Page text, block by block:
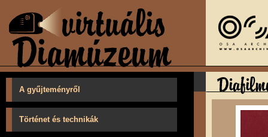
A gyűjteményről
Történet és technikák